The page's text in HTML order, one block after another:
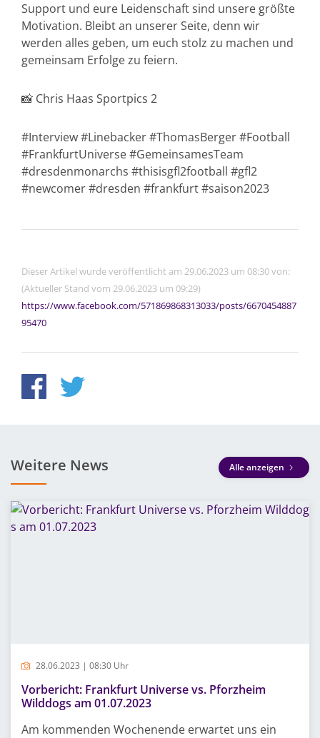
Support und eure Leidenschaft sind unsere größte
Motivation. Bleibt an unserer Seite, denn wir
werden alles geben, um euch stolz zu machen und
gemeinsam Erfolge zu feiern.
📸 Chris Haas Sportpics 2
#Interview #Linebacker #ThomasBerger #Football
#FrankfurtUniverse #GemeinsamesTeam
#dresdenmonarchs #thisisgfl2football #gfl2
#newcomer #dresden #frankfurt #saison2023
Dieser Artikel wurde veröffentlicht am 29.06.2023 um 08:30 von:
(Aktueller Stand vom 29.06.2023 um 09:29)
https://www.facebook.com/571869868313033/posts/6670454887
95470
Weitere News Alle anzeigen
28.06.2023 | 08:30 Uhr
Vorbericht: Frankfurt Universe vs. Pforzheim
Wilddogs am 01.07.2023
Am kommenden Wochenende erwartet uns ein